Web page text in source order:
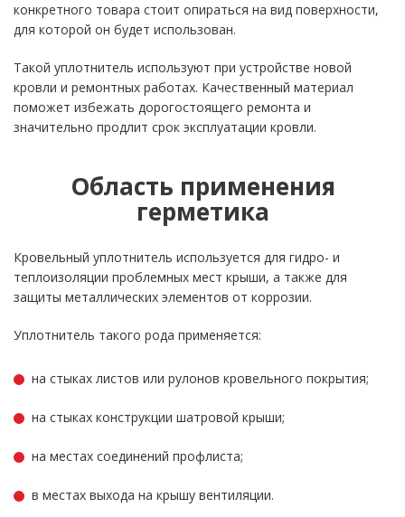
конкретного товара стоит опираться на вид поверхности,
для которой он будет использован.
Такой уплотнитель используют при устройстве новой
кровли и ремонтных работах. Качественный материал
поможет избежать дорогостоящего ремонта и
значительно продлит срок эксплуатации кровли.
Область применения
герметика
Кровельный уплотнитель используется для гидро- и
теплоизоляции проблемных мест крыши, а также для
защиты металлических элементов от коррозии.
Уплотнитель такого рода применяется:
на стыках листов или рулонов кровельного покрытия;
на стыках конструкции шатровой крыши;
на местах соединений профлиста;
в местах выхода на крышу вентиляции.